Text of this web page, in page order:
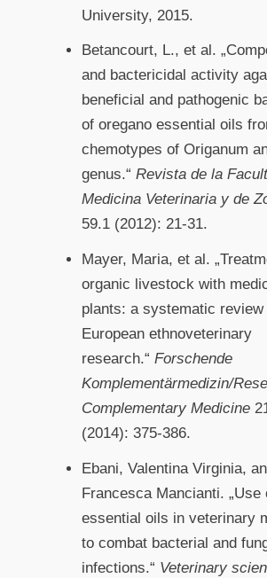
University, 2015.
Betancourt, L., et al.
and bactericidal activity
beneficial and pathogenic
of oregano essential oils
chemotypes of Origanum
genus.“Revista de la
Medicina Veterinaria y de
59.1 (2012): 21-31.
Mayer, Maria, et al.
organic livestock with
plants: a systematic review
European ethnoveterinary
research.“Forschende
Komplementärmedizin/
Complementary Medicine
(2014): 375-386.
Ebani, Valentina Virginia,
Francesca Mancianti. „Use
essential oils in veterinary
to combat bacterial and
infections.“ Veterinary